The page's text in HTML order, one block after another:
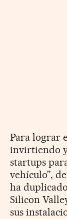
Para lograr
invirtiendo
startups
vehículo”,
ha
Silicon
sus